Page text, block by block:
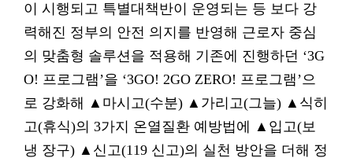
이 시행되고 특별대책반이 운영되는 등 보다 강
력해진 정부의 안전 의지를 반영해 근로자 중심
의 맞춤형 솔루션을 적용해 기존에 진행하던 ‘3G
O! 프로그램’을 ‘3GO! 2GO ZERO! 프로그램’으
로 강화해 ▲마시고(수분) ▲가리고(그늘) ▲식히
고(휴식)의 3가지 온열질환 예방법에 ▲입고(보
냉 장구) ▲신고(119 신고)의 실천 방안을 더해 정